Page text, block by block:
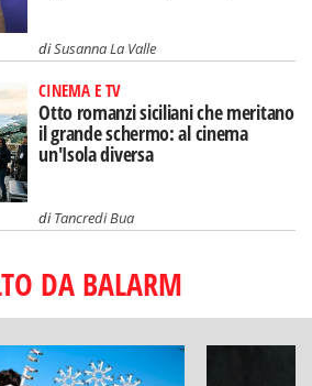
diSusanna La Valle
CINEMA E TV
Otto romanzi siciliani che meritano
il grande schermo: al cinema
un'Isola diversa
diTancredi Bua
DA BALARM